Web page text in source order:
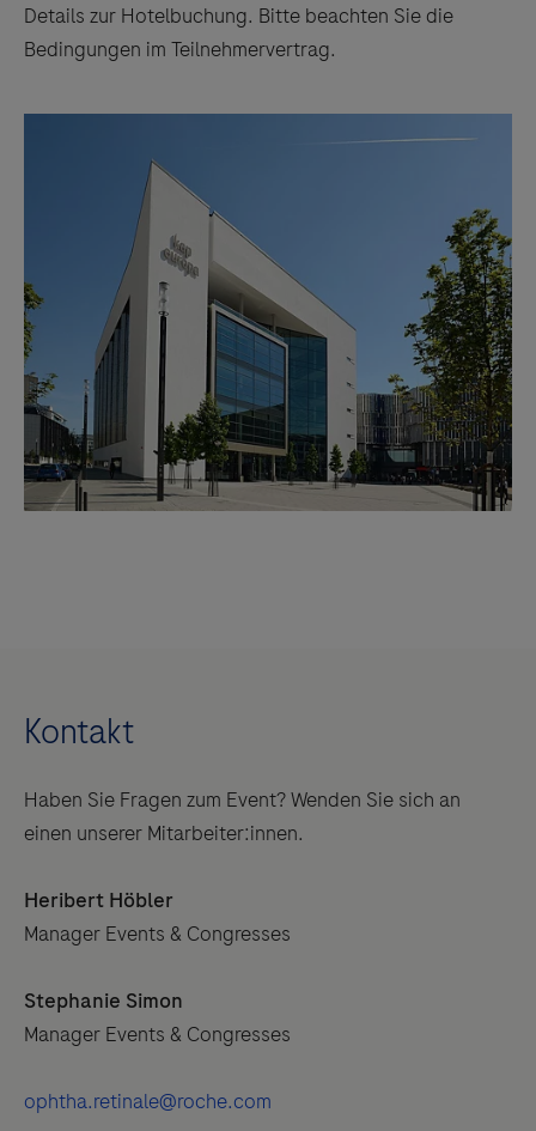
Details zur Hotelbuchung. Bitte beachten Sie die
Bedingungen im Teilnehmervertrag.
Kontakt
Haben Sie Fragen zum Event? Wenden Sie sich an
einen unserer Mitarbeiter:innen.
Heribert Höbler
Manager Events & Congresses
Stephanie Simon
Manager Events & Congresses
ophtha.retinale@roche.com